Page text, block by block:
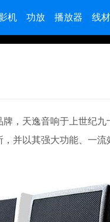
机 功放 播放器 线材
，天逸音响于上世纪九
并以其强大功能、一流